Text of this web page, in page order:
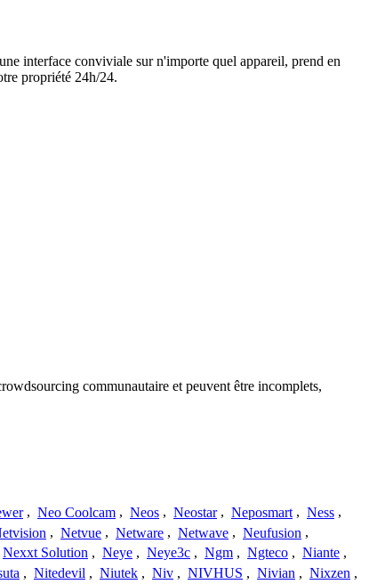
interface conviviale sur n'importe quel appareil, prend en
propriété 24h/24.
communautaire et peuvent être incomplets,
, Neo Coolcam , Neos , Neostar , Neposmart , Ness ,
, Netvue , Netware , Netwave , Neufusion ,
Nexxt Solution , Neye , Neye3c , Ngm , Ngteco , Niante ,
, Nitedevil , Niutek , Niv , NIVHUS , Nivian , Nixzen ,